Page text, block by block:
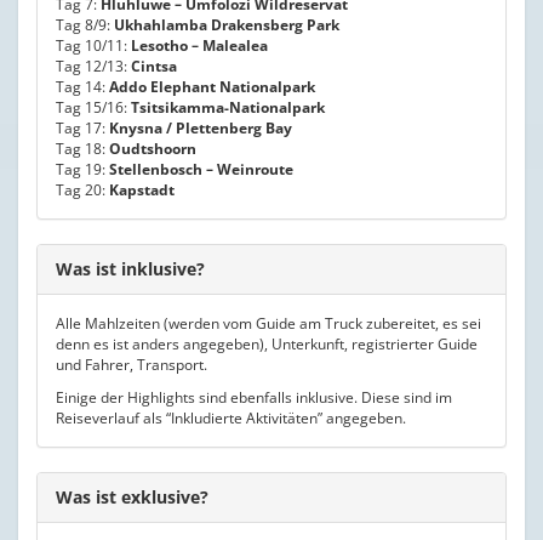
Tag 8/9: Ukhahlamba Drakensberg Park
Tag 10/11: Lesotho – Malealea
Tag 12/13:Cintsa
Tag 14:Addo Elephant Nationalpark
Tag 15/16:Tsitsikamma-Nationalpark
Tag 17: Knysna / Plettenberg Bay
Tag 18:Oudtshoorn
Tag 19:Stellenbosch – Weinroute
Tag 20: Kapstadt
Was ist inklusive?
Alle Mahlzeiten (werden vom Guide am Truck zubereitet, es sei
denn es ist anders angegeben), Unterkunft, registrierter Guide
und Fahrer, Transport.
Einige der Highlights sind ebenfalls inklusive. Diese sind im
Reiseverlauf als “Inkludierte Aktivitäten” angegeben.
Was ist exklusive?